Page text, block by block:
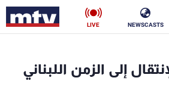
NEWSCASTS
LIVE
إلى الزمن اللبناني